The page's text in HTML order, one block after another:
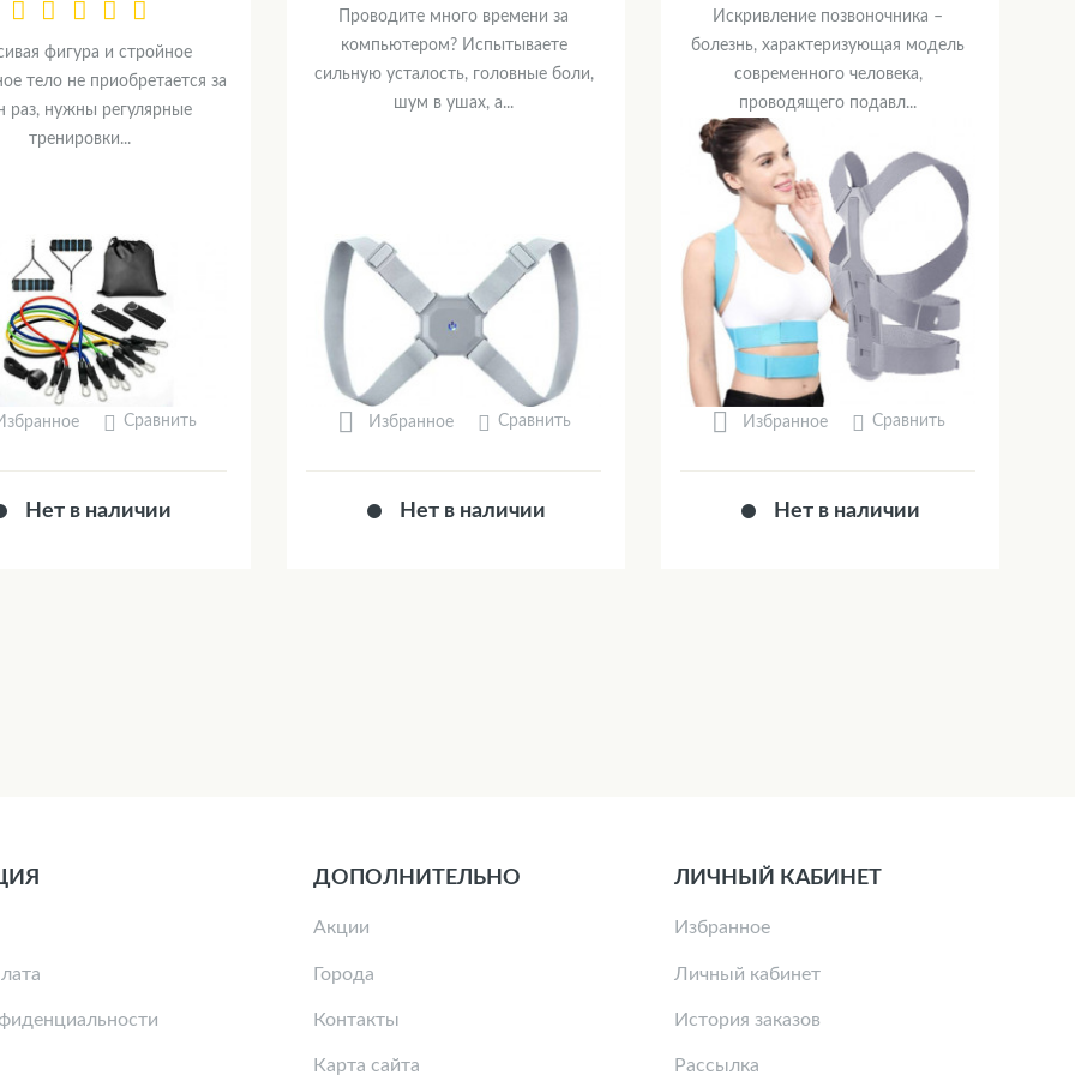
фигура и стройное
тело не приобретается за
раз, нужны регулярные
тренировки...
Сравнить
Нет в наличии
Проводите много времени за
компьютером? Испытываете
сильную усталость, головные боли,
шум в ушах, а...
Избранное Сравнить
Нет в наличии
Искривление позвоночника –
болезнь, характеризующая модель
современного человека,
проводящего подавл...
Избранное Сравнить
Нет в наличии
ДОПОЛНИТЕЛЬНО
Акции
Города
Контакты
Карта сайта
ЛИЧНЫЙ КАБИНЕТ
Избранное
Личный кабинет
История заказов
Рассылка